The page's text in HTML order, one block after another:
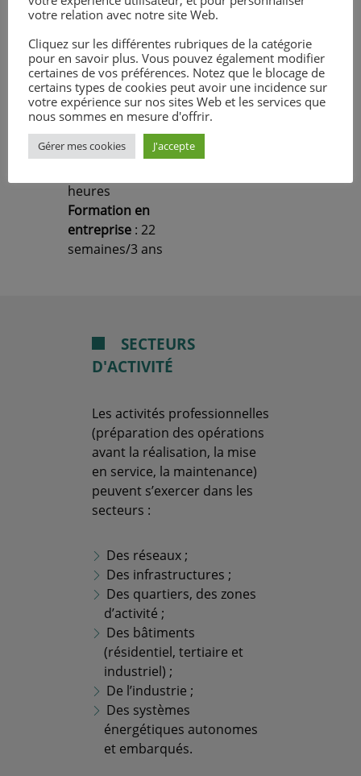
heure
Economie: 1
heure
Enseignements
professionnels
Cours: 5 heures
Enseignements
professionnels
heures
Formation en
entreprise : 22
semaines/3 ans
SECTEURS
D'ACTIVITÉ
Les activités professionnelles
(préparation des opérations
avant la réalisation, la mise
en service, la maintenance)
peuvent s’exercer dans les
secteurs :
Des réseaux ;
Des infrastructures ;
Des quartiers, des zones
d’activité ;
Des bâtiments
(résidentiel, tertiaire et
industriel) ;
De l’industrie ;
Des systèmes
énergétiques autonomes
et embarqués.
votre relation avec notre site Web.
Cliquez sur les différentes rubriques de la catégorie
pour en savoir plus. Vous pouvez également modifier
certaines de vos préférences. Notez que le blocage de
certains types de cookies peut avoir une incidence sur
votre expérience sur nos sites Web et les services que
nous sommes en mesure d'offrir.
Gérer mes cookies J'accepte